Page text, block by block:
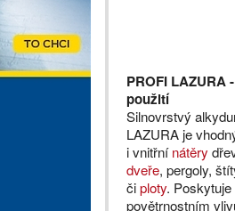
PROFI LAZURA
použití
Silnovrstvý
LAZURA je
i vnitřnínátěry
dveře, pergoly,
čiploty.
povětrnostním